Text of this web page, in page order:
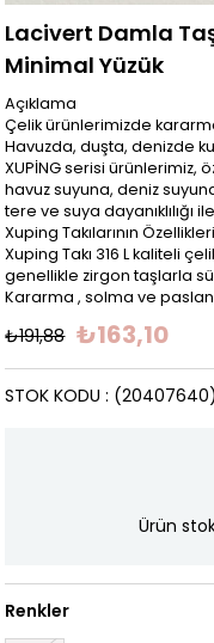
Lacivert Damla
Minimal Yüzük
Açıklama
Çelik ürünlerimizde
Havuzda, duşta, denizde
XUPİNG serisi ürünlerimiz,
havuz suyuna, deniz
tere ve suya dayanıklılığı
Xuping Takılarının
Xuping Takı 316 L kaliteli
genellikle zirgon taşlarla
Kararma , solma ve
₺191,88 ₺163,10
(20407640)
STOK KODU
Ürün
Renkler